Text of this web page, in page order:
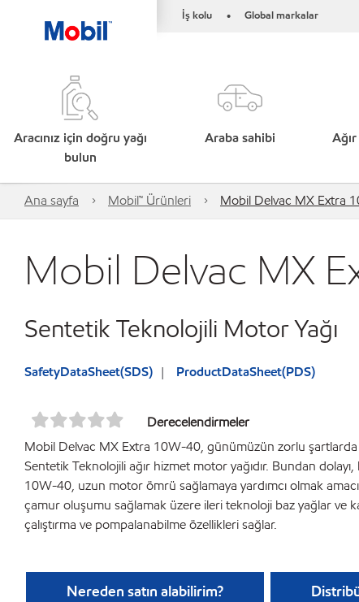
İş kolu • Global markalar
Aracınız için doğru yağı
bulun
Araba sahibi
Ana sayfa Mobil™ Ürünleri Mobil Delvac MX Extra
Mobil Delvac MX
Sentetik Teknolojili Motor Yağı
SafetyDataSheet(SDS) ProductDataSheet(PDS)
Derecelendirmeler
Mobil Delvac MX Extra 10W-40, günümüzün zorlu şartlarda
Sentetik Teknolojili ağır hizmet motor yağıdır. Bundan
10W-40, uzun motor ömrü sağlamaya yardımcı olmak
çamur oluşumu sağlamak üzere ileri teknoloji baz yağlar ve
çalıştırma ve pompalanabilme özellikleri sağlar.
Nereden satın alabilirim?